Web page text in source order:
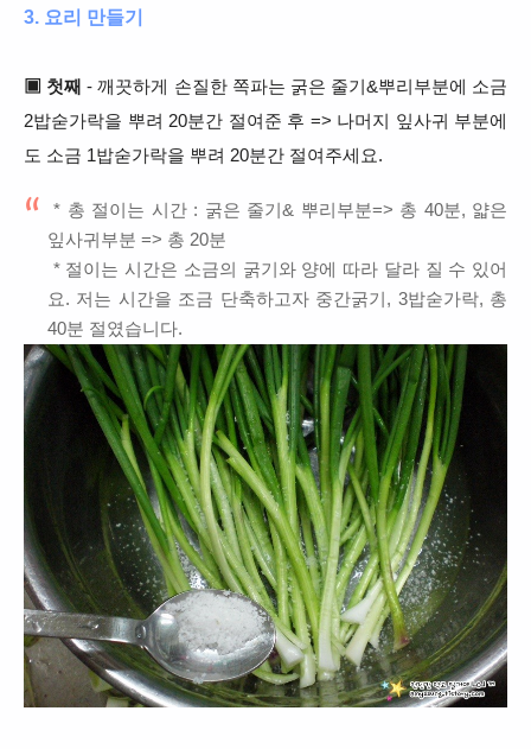
3. 요리 만들기
▣ 첫째 - 깨끗하게 손질한 쪽파는 굵은 줄기&뿌리부분에 소금
2밥숟가락을 뿌려 20분간 절여준 후 => 나머지 잎사귀 부분에
도 소금 1밥숟가락을 뿌려 20분간 절여주세요.
* 총 절이는 시간 : 굵은 줄기& 뿌리부분=> 총 40분, 얇은
잎사귀부분 => 총 20분
* 절이는 시간은 소금의 굵기와 양에 따라 달라 질 수 있어
요. 저는 시간을 조금 단축하고자 중간굵기, 3밥숟가락, 총
40분 절였습니다.